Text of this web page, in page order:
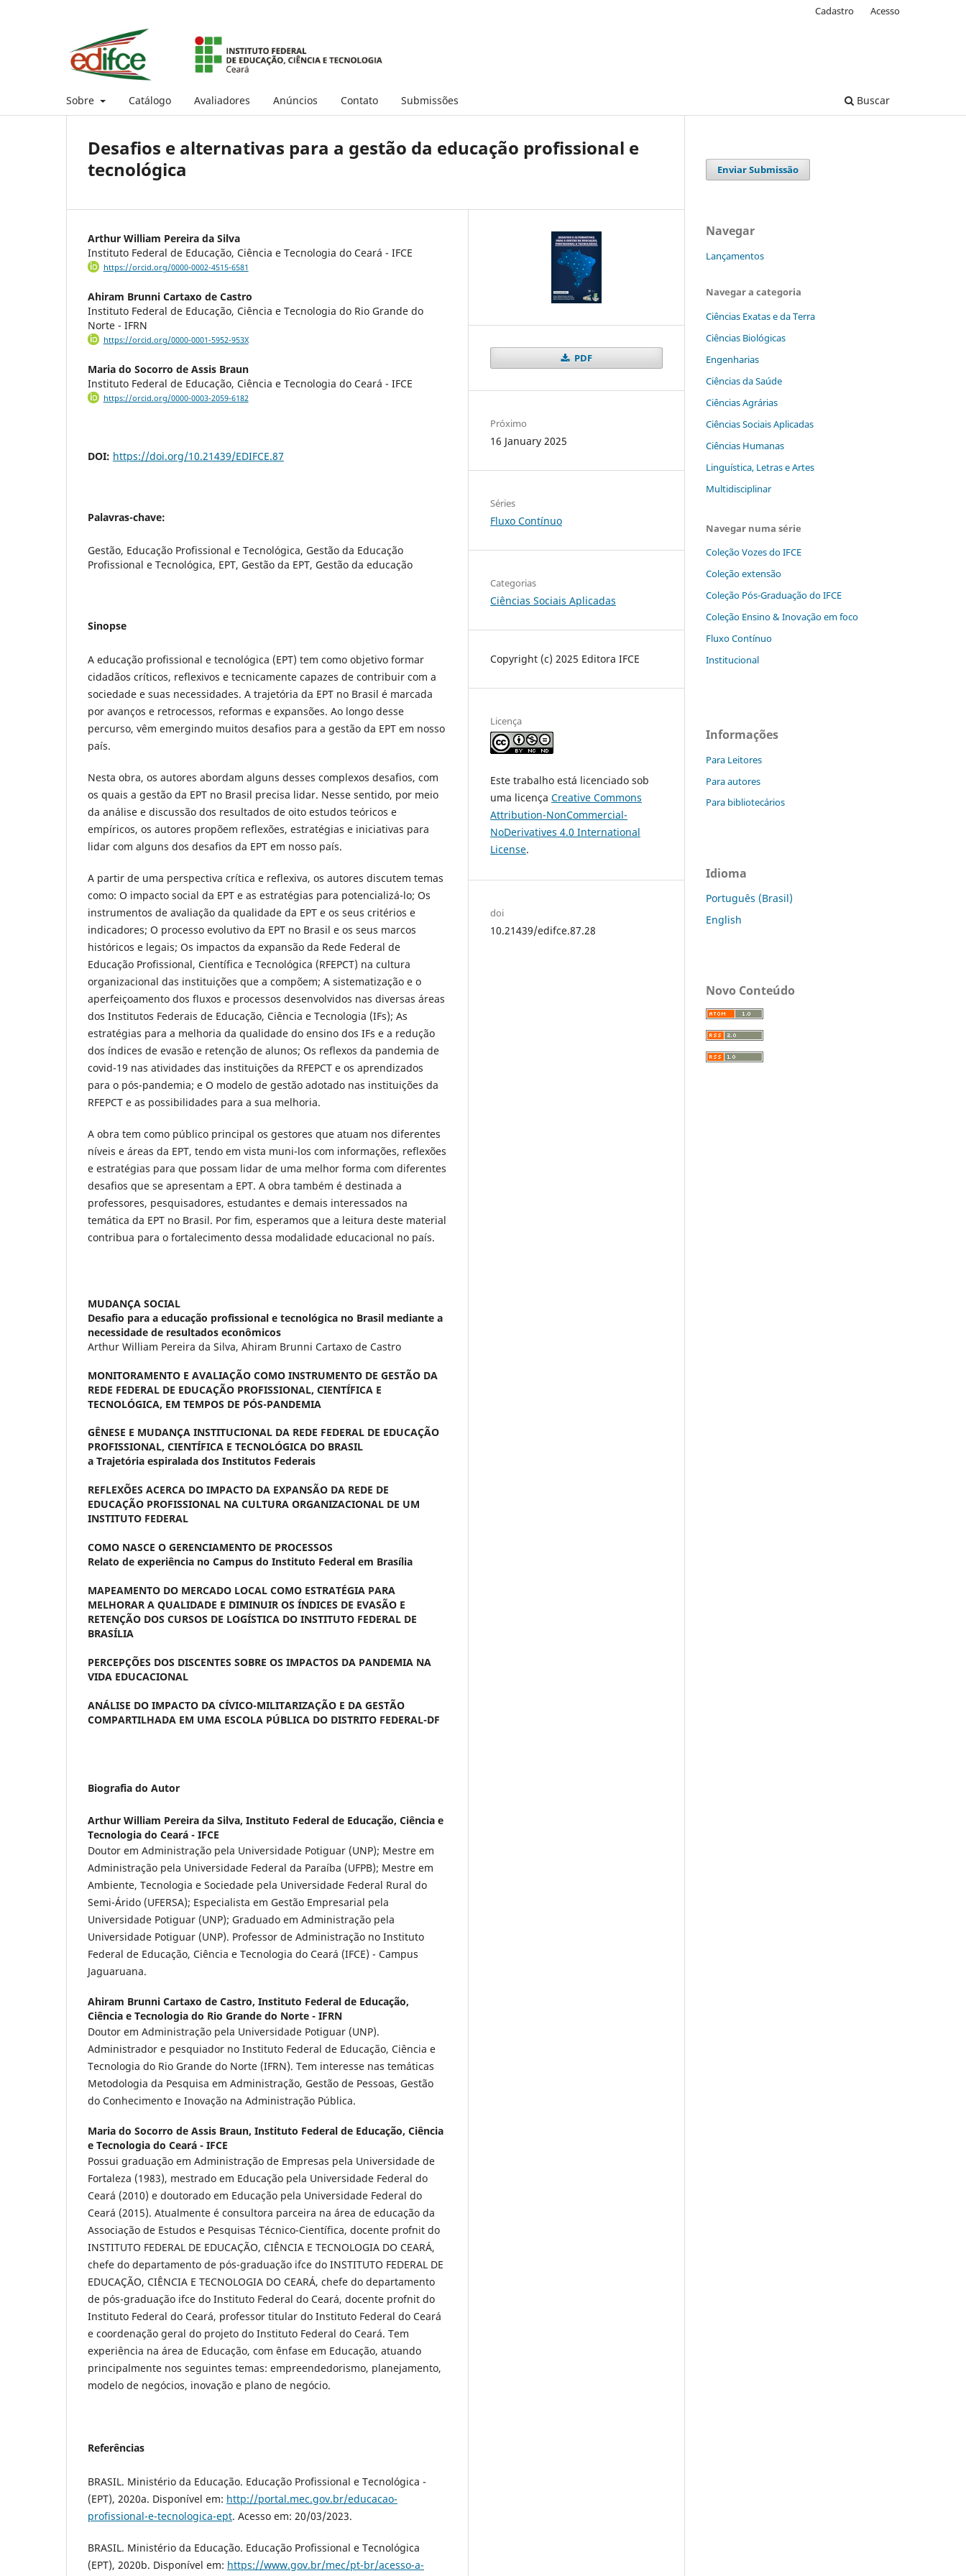
Sobre Catálogo Avaliadores Anúncios Contato Submissões Buscar
Cadastro Acesso
Desafios e alternativas para a gestão da educação profissional e
tecnológica
Arthur William Pereira da Silva
Instituto Federal de Educação, Ciência e Tecnologia do Ceará - IFCE
https://orcid.org/0000-0002-4515-6581
Ahiram Brunni Cartaxo de Castro
Instituto Federal de Educação, Ciência e Tecnologia do Rio Grande do
Norte - IFRN
https://orcid.org/0000-0001-5952-953X
Maria do Socorro de Assis Braun
Instituto Federal de Educação, Ciência e Tecnologia do Ceará - IFCE
https://orcid.org/0000-0003-2059-6182
DOI: https://doi.org/10.21439/EDIFCE.87
Palavras-chave:
Gestão, Educação Profissional e Tecnológica, Gestão da Educação
Profissional e Tecnológica, EPT, Gestão da EPT, Gestão da educação
Sinopse
A educação profissional e tecnológica (EPT) tem como objetivo formar
cidadãos críticos, reflexivos e tecnicamente capazes de contribuir com a
sociedade e suas necessidades. A trajetória da EPT no Brasil é marcada
por avanços e retrocessos, reformas e expansões. Ao longo desse
percurso, vêm emergindo muitos desafios para a gestão da EPT em nosso
país.
Nesta obra, os autores abordam alguns desses complexos desafios, com
os quais a gestão da EPT no Brasil precisa lidar. Nesse sentido, por meio
da análise e discussão dos resultados de oito estudos teóricos e
empíricos, os autores propõem reflexões, estratégias e iniciativas para
lidar com alguns dos desafios da EPT em nosso país.
A partir de uma perspectiva crítica e reflexiva, os autores discutem temas
como: O impacto social da EPT e as estratégias para potencializá-lo; Os
instrumentos de avaliação da qualidade da EPT e os seus critérios e
indicadores; O processo evolutivo da EPT no Brasil e os seus marcos
históricos e legais; Os impactos da expansão da Rede Federal de
Educação Profissional, Científica e Tecnológica (RFEPCT) na cultura
organizacional das instituições que a compõem; A sistematização e o
aperfeiçoamento dos fluxos e processos desenvolvidos nas diversas áreas
dos Institutos Federais de Educação, Ciência e Tecnologia (IFs); As
estratégias para a melhoria da qualidade do ensino dos IFs e a redução
dos índices de evasão e retenção de alunos; Os reflexos da pandemia de
covid-19 nas atividades das instituições da RFEPCT e os aprendizados
para o pós-pandemia; e O modelo de gestão adotado nas instituições da
RFEPCT e as possibilidades para a sua melhoria.
A obra tem como público principal os gestores que atuam nos diferentes
níveis e áreas da EPT, tendo em vista muni-los com informações, reflexões
e estratégias para que possam lidar de uma melhor forma com diferentes
desafios que se apresentam a EPT. A obra também é destinada a
professores, pesquisadores, estudantes e demais interessados na
temática da EPT no Brasil. Por fim, esperamos que a leitura deste material
contribua para o fortalecimento dessa modalidade educacional no país.
MUDANÇA SOCIAL
Desafio para a educação profissional e tecnológica no Brasil mediante a
necessidade de resultados econômicos
Arthur William Pereira da Silva, Ahiram Brunni Cartaxo de Castro
MONITORAMENTO E AVALIAÇÃO COMO INSTRUMENTO DE GESTÃO DA
REDE FEDERAL DE EDUCAÇÃO PROFISSIONAL, CIENTÍFICA E
TECNOLÓGICA, EM TEMPOS DE PÓS-PANDEMIA
GÊNESE E MUDANÇA INSTITUCIONAL DA REDE FEDERAL DE EDUCAÇÃO
PROFISSIONAL, CIENTÍFICA E TECNOLÓGICA DO BRASIL
a Trajetória espiralada dos Institutos Federais
REFLEXÕES ACERCA DO IMPACTO DA EXPANSÃO DA REDE DE
EDUCAÇÃO PROFISSIONAL NA CULTURA ORGANIZACIONAL DE UM
INSTITUTO FEDERAL
COMO NASCE O GERENCIAMENTO DE PROCESSOS
Relato de experiência no Campus do Instituto Federal em Brasília
MAPEAMENTO DO MERCADO LOCAL COMO ESTRATÉGIA PARA
MELHORAR A QUALIDADE E DIMINUIR OS ÍNDICES DE EVASÃO E
RETENÇÃO DOS CURSOS DE LOGÍSTICA DO INSTITUTO FEDERAL DE
BRASÍLIA
PERCEPÇÕES DOS DISCENTES SOBRE OS IMPACTOS DA PANDEMIA NA
VIDA EDUCACIONAL
ANÁLISE DO IMPACTO DA CÍVICO-MILITARIZAÇÃO E DA GESTÃO
COMPARTILHADA EM UMA ESCOLA PÚBLICA DO DISTRITO FEDERAL-DF
Biografia do Autor
Arthur William Pereira da Silva, Instituto Federal de Educação, Ciência e
Tecnologia do Ceará - IFCE
Doutor em Administração pela Universidade Potiguar (UNP); Mestre em
Administração pela Universidade Federal da Paraíba (UFPB); Mestre em
Ambiente, Tecnologia e Sociedade pela Universidade Federal Rural do
Semi-Árido (UFERSA); Especialista em Gestão Empresarial pela
Universidade Potiguar (UNP); Graduado em Administração pela
Universidade Potiguar (UNP). Professor de Administração no Instituto
Federal de Educação, Ciência e Tecnologia do Ceará (IFCE) - Campus
Jaguaruana.
Ahiram Brunni Cartaxo de Castro, Instituto Federal de Educação,
Ciência e Tecnologia do Rio Grande do Norte - IFRN
Doutor em Administração pela Universidade Potiguar (UNP).
Administrador e pesquiador no Instituto Federal de Educação, Ciência e
Tecnologia do Rio Grande do Norte (IFRN). Tem interesse nas temáticas
Metodologia da Pesquisa em Administração, Gestão de Pessoas, Gestão
do Conhecimento e Inovação na Administração Pública.
Maria do Socorro de Assis Braun, Instituto Federal de Educação, Ciência
e Tecnologia do Ceará - IFCE
Possui graduação em Administração de Empresas pela Universidade de
Fortaleza (1983), mestrado em Educação pela Universidade Federal do
Ceará (2010) e doutorado em Educação pela Universidade Federal do
Ceará (2015). Atualmente é consultora parceira na área de educação da
Associação de Estudos e Pesquisas Técnico-Científica, docente profnit do
INSTITUTO FEDERAL DE EDUCAÇÃO, CIÊNCIA E TECNOLOGIA DO CEARÁ,
chefe do departamento de pós-graduação ifce do INSTITUTO FEDERAL DE
EDUCAÇÃO, CIÊNCIA E TECNOLOGIA DO CEARÁ, chefe do departamento
de pós-graduação ifce do Instituto Federal do Ceará, docente profnit do
Instituto Federal do Ceará, professor titular do Instituto Federal do Ceará
e coordenação geral do projeto do Instituto Federal do Ceará. Tem
experiência na área de Educação, com ênfase em Educação, atuando
principalmente nos seguintes temas: empreendedorismo, planejamento,
modelo de negócios, inovação e plano de negócio.
Referências
BRASIL. Ministério da Educação. Educação Profissional e Tecnológica -
(EPT), 2020a. Disponível em: http://portal.mec.gov.br/educacao-
profissional-e-tecnologica-ept. Acesso em: 20/03/2023.
BRASIL. Ministério da Educação. Educação Profissional e Tecnológica
(EPT), 2020b. Disponível em: https://www.gov.br/mec/pt-br/acesso-a-
PDF
Próximo
16 January 2025
Séries
Fluxo Contínuo
Categorias
Ciências Sociais Aplicadas
Copyright (c) 2025 Editora IFCE
Licença
Este trabalho está licenciado sob
uma licença Creative Commons
Attribution-NonCommercial-
NoDerivatives 4.0 International
License.
doi
10.21439/edifce.87.28
Enviar Submissão
Navegar
Lançamentos
Navegar a categoria
Ciências Exatas e da Terra
Ciências Biológicas
Engenharias
Ciências da Saúde
Ciências Agrárias
Ciências Sociais Aplicadas
Ciências Humanas
Linguística, Letras e Artes
Multidisciplinar
Navegar numa série
Coleção Vozes do IFCE
Coleção extensão
Coleção Pós-Graduação do IFCE
Coleção Ensino & Inovação em foco
Fluxo Contínuo
Institucional
Informações
Para Leitores
Para autores
Para bibliotecários
Idioma
Português (Brasil)
English
Novo Conteúdo